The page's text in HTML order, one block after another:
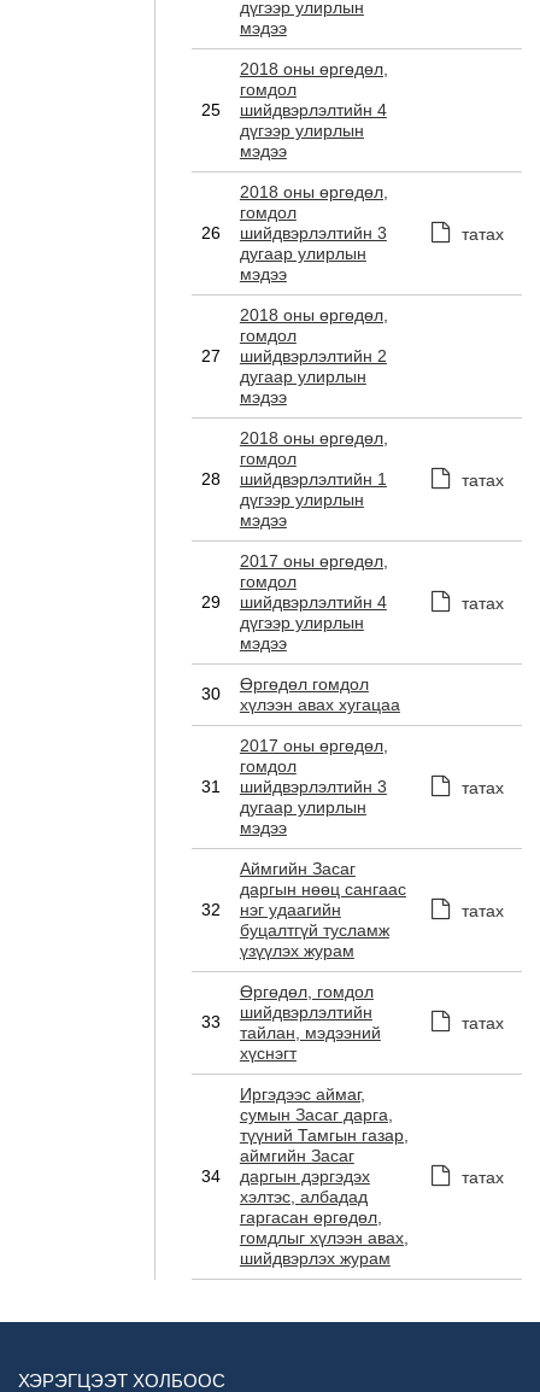
дүгээр улирлын
мэдээ
25
2018 оны өргөдөл,
гомдол
шийдвэрлэлтийн 4
дүгээр улирлын
мэдээ
26
2018 оны өргөдөл,
гомдол
шийдвэрлэлтийн 3
дугаар улирлын
мэдээ
татах
27
2018 оны өргөдөл,
гомдол
шийдвэрлэлтийн 2
дугаар улирлын
мэдээ
28
2018 оны өргөдөл,
гомдол
шийдвэрлэлтийн 1
дүгээр улирлын
мэдээ
татах
29
2017 оны өргөдөл,
гомдол
шийдвэрлэлтийн 4
дүгээр улирлын
мэдээ
татах
30
Өргөдөл гомдол
хүлээн авах хугацаа
31
2017 оны өргөдөл,
гомдол
шийдвэрлэлтийн 3
дугаар улирлын
мэдээ
татах
32
Аймгийн Засаг
даргын нөөц сангаас
нэг удаагийн
буцалтгүй тусламж
үзүүлэх журам
татах
33
Өргөдөл, гомдол
шийдвэрлэлтийн
тайлан, мэдээний
хүснэгт
татах
34
Иргэдээс аймаг,
сумын Засаг дарга,
түүний Тамгын газар,
аймгийн Засаг
даргын дэргэдэх
хэлтэс, албадад
гаргасан өргөдөл,
гомдлыг хүлээн авах,
шийдвэрлэх журам
татах
ХЭРЭГЦЭЭТ ХОЛБООС